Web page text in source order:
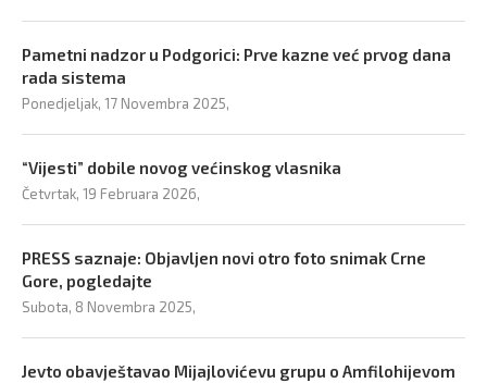
Pametni nadzor u Podgorici: Prve kazne već prvog dana
rada sistema
Ponedjeljak, 17 Novembra 2025,
“Vijesti” dobile novog većinskog vlasnika
Četvrtak, 19 Februara 2026,
PRESS saznaje: Objavljen novi otro foto snimak Crne
Gore, pogledajte
Subota, 8 Novembra 2025,
Jevto obavještavao Mijajlovićevu grupu o Amfilohijevom